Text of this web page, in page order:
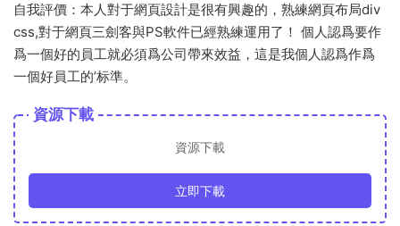
自我評價：本人對于網頁設計是很有興趣的，熟練網頁布局div
css,對于網頁三劍客與PS軟件已經熟練運用了！ 個人認爲要作
爲一個好的員工就必須爲公司帶來效益，這是我個人認爲作爲
一個好員工的’标準。
資源下載
資源下載
立即下載